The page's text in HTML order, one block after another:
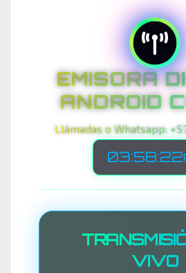
EMISORA
ANDROID
Llámadas o Whatsapp:
03:58:25
VIVO